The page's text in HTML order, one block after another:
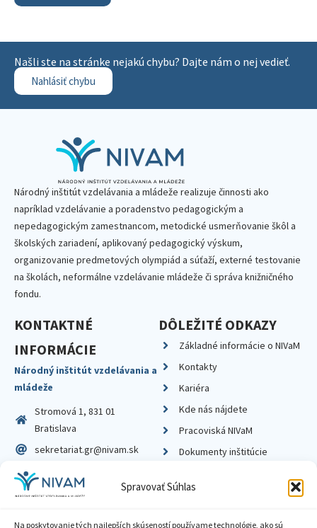
Spravovať Súhlas
Na poskytovanie tých najlepších skúseností používame technológie, ako sú
Našli ste na stránke nejakú chybu? Dajte nám o nej vedieť.
Nahlásiť chybu
Národný inštitút vzdelávania a mládeže realizuje činnosti ako
napríklad vzdelávanie a poradenstvo pedagogickým a
nepedagogickým zamestnancom, metodické usmerňovanie škôl a
školských zariadení, aplikovaný pedagogický výskum,
organizovanie predmetových olympiád a súťaží, externé testovanie
na školách, neformálne vzdelávanie mládeže či správa knižničného
fondu.
KONTAKTNÉ
INFORMÁCIE
Národný inštitút vzdelávania a
mládeže
Stromová 1, 831 01
Bratislava
sekretariat.gr@nivam.sk
IČO: 00164348
DIČ: 2020798714
DÔLEŽITÉ ODKAZY
Základné informácie o NIVaM
Kontakty
Kariéra
Kde nás nájdete
Pracoviská NIVaM
Dokumenty inštitúcie